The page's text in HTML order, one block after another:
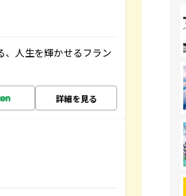
、人生を輝かせるフラン
詳細を見る